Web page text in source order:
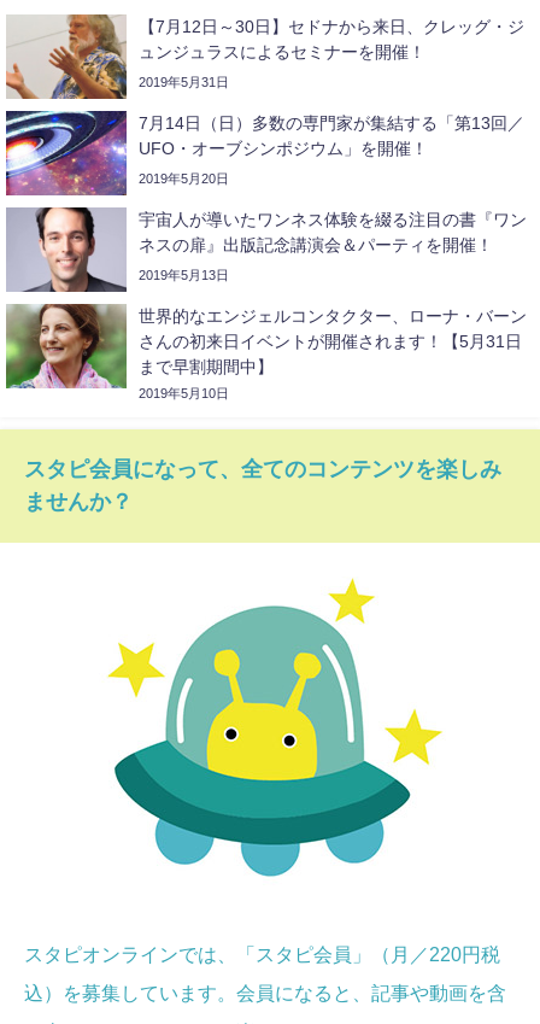
【7月12日～30日】セドナから来日、クレッグ・ジ
ュンジュラスによるセミナーを開催！
2019年5月31日
7月14日（日）多数の専門家が集結する「第13回／
UFO・オーブシンポジウム」を開催！
2019年5月20日
宇宙人が導いたワンネス体験を綴る注目の書『ワン
ネスの扉』出版記念講演会＆パーティを開催！
2019年5月13日
世界的なエンジェルコンタクター、ローナ・バーン
さんの初来日イベントが開催されます！【5月31日
まで早割期間中】
2019年5月10日
スタピ会員になって、全てのコンテンツを楽しみ
ませんか？
スタピオンラインでは、「スタピ会員」（月／220円税
込）を募集しています。会員になると、記事や動画を含